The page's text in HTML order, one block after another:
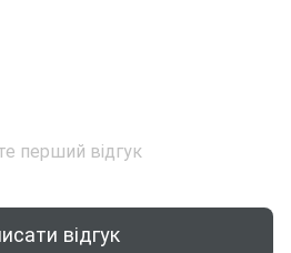
перший відгук
відгук